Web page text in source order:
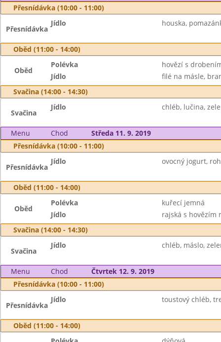
Přesnídávka (10:00 - 11:00)
Přesnídávka
Jídlo houska,
Oběd (11:00 - 14:00)
Oběd
Polévka
hovězí s
Jídlo
filé na másle,
Svačina (14:00 - 14:30)
Svačina
Jídlo chléb, lučina,
Menu Chod
Středa 11. 9. 2019
Přesnídávka (10:00 - 11:00)
Přesnídávka
Jídlo ovocný jogurt,
Oběd (11:00 - 14:00)
Oběd
Polévka
kuřecí jemná
Jídlo
rajská s hovězím
Svačina (14:00 - 14:30)
Svačina
Jídlo chléb, máslo,
Menu Chod
Čtvrtek 12. 9. 2019
Přesnídávka (10:00 - 11:00)
Přesnídávka
Jídlo toustový chléb,
Oběd (11:00 - 14:00)